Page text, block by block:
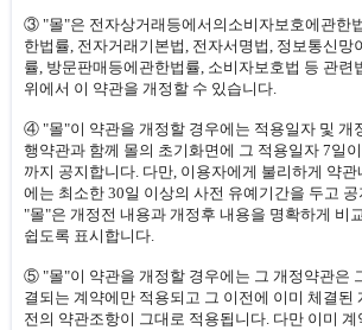
③ "몰"은 전자상거래등에서의소비자보호에관한
한법률, 전자거래기본법, 전자서명법, 정보통신망
률, 방문판매등에관한법률, 소비자보호법 등 관련
위에서 이 약관을 개정할 수 있습니다.
④ "몰"이 약관을 개정할 경우에는 적용일자 및 개
행약관과 함께 몰의 초기화면에 그 적용일자 7일
까지 공지합니다. 다만, 이용자에게 불리하게 약
에는 최소한 30일 이상의 사전 유예기간을 두고
"몰"은 개정전 내용과 개정후 내용을 명확하게 비
쉽도록 표시합니다.
⑤ "몰"이 약관을 개정할 경우에는 그 개정약관은
결되는 계약에만 적용되고 그 이전에 이미 체결된
전의 약관조항이 그대로 적용됩니다. 다만 이미